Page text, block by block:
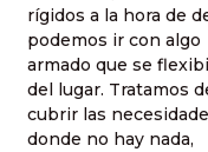
rígidos a la hora de
podemos ir con algo
armado que se
del lugar. Tratamos
cubrir las
donde no hay nada,